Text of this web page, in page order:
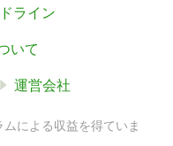
ライン
いて
運営会社
による収益を得ていま